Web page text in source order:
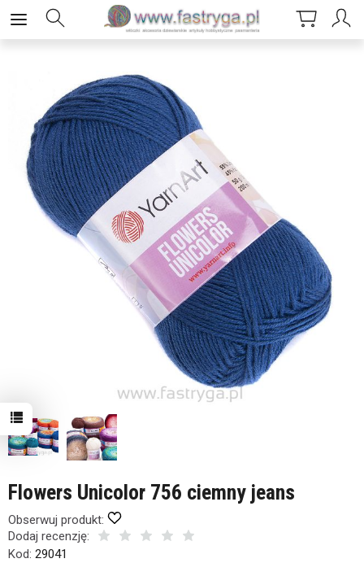
Flowers Unicolor 756 ciemny jeans
Obserwuj produkt:
Dodaj recenzję:
Kod: 29041